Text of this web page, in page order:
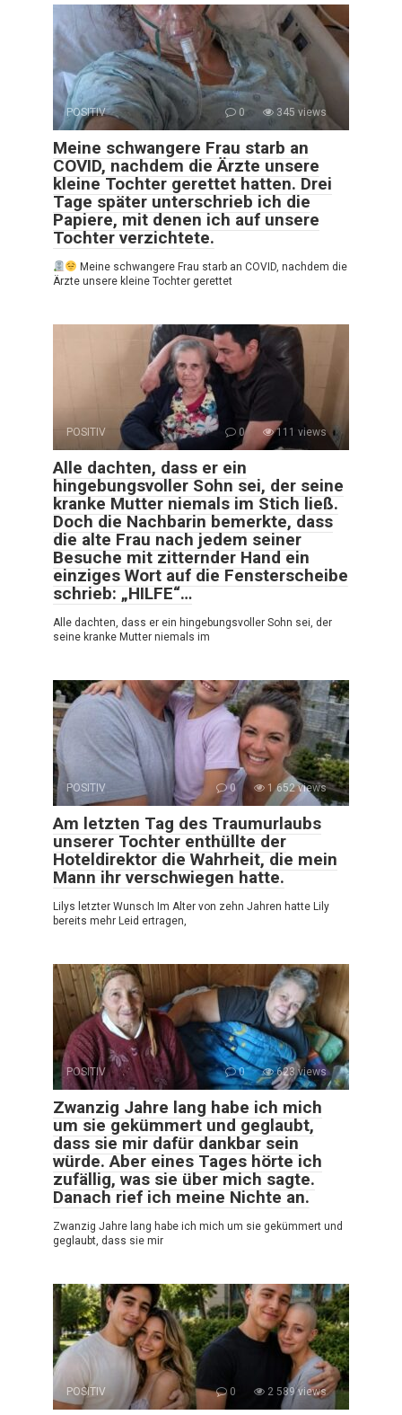
POSITIV 0 345 views
Meine schwangere Frau starb an
COVID, nachdem die Ärzte unsere
kleine Tochter gerettet hatten. Drei
Tage später unterschrieb ich die
Papiere, mit denen ich auf unsere
Tochter verzichtete.
Meine schwangere Frau starb an COVID, nachdem die
Ärzte unsere kleine Tochter gerettet
POSITIV 0 111 views
Alle dachten, dass er ein
hingebungsvoller Sohn sei, der seine
kranke Mutter niemals im Stich ließ.
Doch die Nachbarin bemerkte, dass
die alte Frau nach jedem seiner
Besuche mit zitternder Hand ein
einziges Wort auf die Fensterscheibe
schrieb: „HILFE“…
Alle dachten, dass er ein hingebungsvoller Sohn sei, der
seine kranke Mutter niemals im
POSITIV 0 1 652 views
Am letzten Tag des Traumurlaubs
unserer Tochter enthüllte der
Hoteldirektor die Wahrheit, die mein
Mann ihr verschwiegen hatte.
Lilys letzter Wunsch Im Alter von zehn Jahren hatte Lily
bereits mehr Leid ertragen,
POSITIV 0 623 views
Zwanzig Jahre lang habe ich mich
um sie gekümmert und geglaubt,
dass sie mir dafür dankbar sein
würde. Aber eines Tages hörte ich
zufällig, was sie über mich sagte.
Danach rief ich meine Nichte an.
Zwanzig Jahre lang habe ich mich um sie gekümmert und
geglaubt, dass sie mir
POSITIV 0 2 589 views